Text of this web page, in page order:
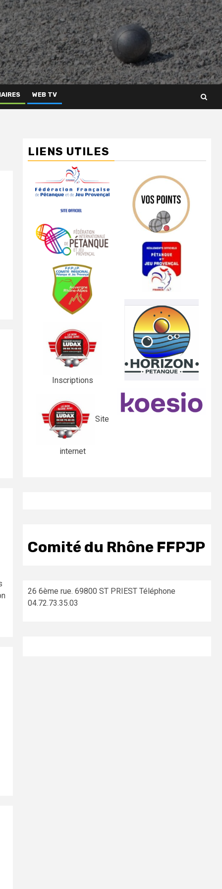
WEB TV
LIENS UTILES
Inscriptions
Site
internet
Comité du Rhône FFPJP
26 6ème rue. 69800 ST PRIEST Téléphone
04.72.73.35.03